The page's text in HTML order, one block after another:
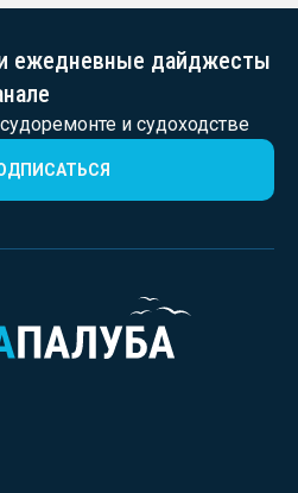
ежедневные дайджесты
и судоходстве